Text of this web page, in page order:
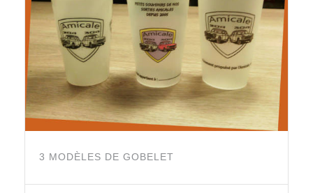
3 MODÈLES DE GOBELET